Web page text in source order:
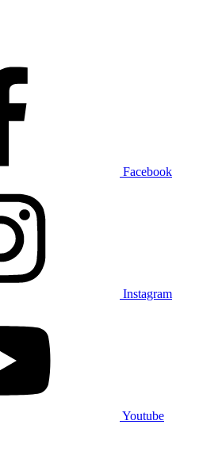
Facebook
Instagram
Youtube